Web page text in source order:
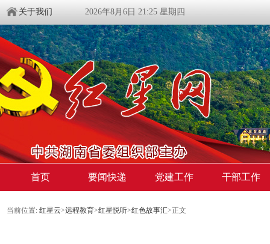
关于我们 2026年8月6日 21:25 星期四
首页 要闻快递 党建工作 干部工作
当前位置: 红星云>远程教育>红星悦听>红色故事汇>正文